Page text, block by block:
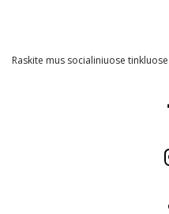
Raskite mus socialiniuose tinkluose